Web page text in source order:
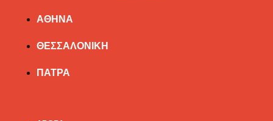
ΑΘΗΝΑ
ΘΕΣΣΑΛΟΝΙΚΗ
ΠΑΤΡΑ